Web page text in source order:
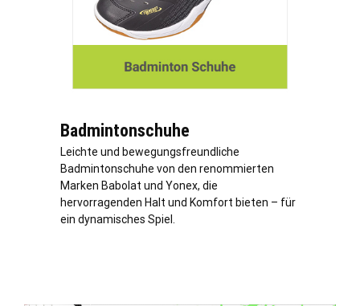
Badmintonschuhe
Leichte und bewegungsfreundliche
Badmintonschuhe von den renommierten
Marken Babolat und Yonex, die
hervorragenden Halt und Komfort bieten – für
ein dynamisches Spiel.